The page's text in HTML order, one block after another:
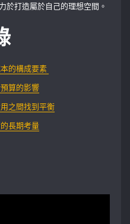
於打造屬於自己的理想空間。
的構成要素
算的影響
之間找到平衡
長期考量